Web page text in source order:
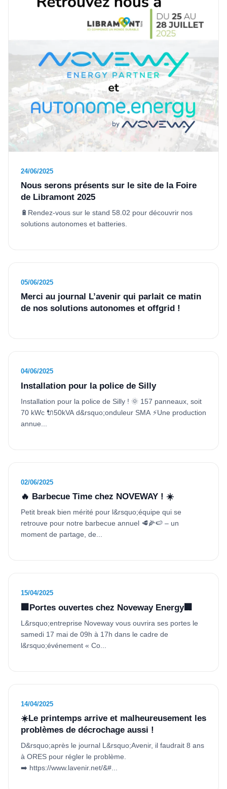
24/06/2025
Nous serons présents sur le site de la Foire
de Libramont 2025
🔋Rendez-vous sur le stand 58.02 pour découvrir nos
solutions autonomes et batteries.
05/06/2025
Merci au journal L’avenir qui parlait ce matin
de nos solutions autonomes et offgrid !
04/06/2025
Installation pour la police de Silly
Installation pour la police de Silly ! 🌞 157 panneaux, soit
70 kWc 🔌50kVA d&rsquo;onduleur SMA ⚡️Une production
annue...
02/06/2025
🔥 Barbecue Time chez NOVEWAY ! ☀️
Petit break bien mérité pour l&rsquo;équipe qui se
retrouve pour notre barbecue annuel 🥩🌽🍉 – un
moment de partage, de...
15/04/2025
🏢Portes ouvertes chez Noveway Energy🏢
L&rsquo;entreprise Noveway vous ouvrira ses portes le
samedi 17 mai de 09h à 17h dans le cadre de
l&rsquo;événement « Co...
14/04/2025
☀️Le printemps arrive et malheureusement les
problèmes de décrochage aussi !
D&rsquo;après le journal L&rsquo;Avenir, il faudrait 8 ans
à ORES pour régler le problème.
➡️ https://www.lavenir.net/&#...